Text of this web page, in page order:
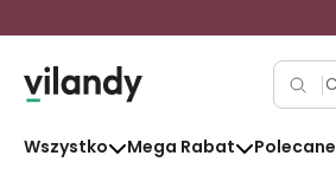
Wszystko Mega Rabat Polecane